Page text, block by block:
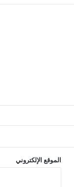
الموقع الإلكتروني